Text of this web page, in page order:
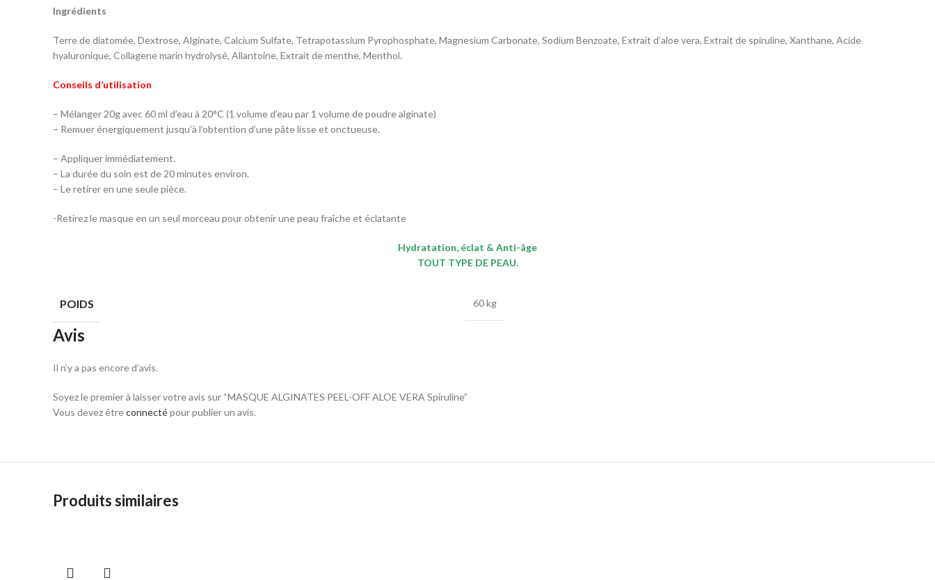
Ingrédients
Terre de diatomée, Dextrose, Alginate, Calcium Sulfate, Tetrapotassium Pyrophosphate, Magnesium Carbonate, Sodium Benzoate, Extrait d’aloe vera, Extrait de spiruline, Xanthane, Acide
hyaluronique, Collagene marin hydrolysé, Allantoine, Extrait de menthe, Menthol.
Conseils d’utilisation
– Mélanger 20g avec 60 ml d’eau à 20°C (1 volume d’eau par 1 volume de poudre alginate)
– Remuer énergiquement jusqu’à l’obtention d’une pâte lisse et onctueuse.
– Appliquer immédiatement.
– La durée du soin est de 20 minutes environ.
– Le retirer en une seule pièce.
-Retirez le masque en un seul morceau pour obtenir une peau fraîche et éclatante
Hydratation, éclat & Anti-âge
TOUT TYPE DE PEAU.
POIDS 60 kg
Avis
Il n’y a pas encore d’avis.
Soyez le premier à laisser votre avis sur “MASQUE ALGINATES PEEL-OFF ALOE VERA Spiruline”
Vous devez êtreconnectépour publier un avis.
Produits similaires